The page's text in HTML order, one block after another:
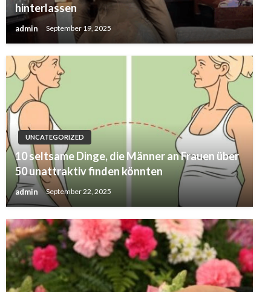
hinterlassen
admin September 19, 2025
UNCATEGORIZED
10 seltsame Dinge, die Männer an Frauen über
50 unattraktiv finden könnten
admin September 22, 2025